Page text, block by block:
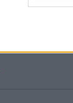
sempre
di Gallura